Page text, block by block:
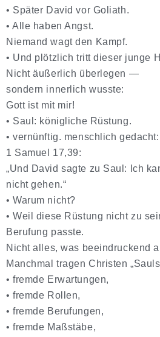
• Später David vor Goliath.
• Alle haben Angst.
Niemand wagt den Kampf.
• Und plötzlich tritt dieser junge
Nicht äußerlich überlegen —
sondern innerlich wusste:
Gott ist mit mir!
• Saul: königliche Rüstung.
• vernünftig. menschlich gedacht:
1 Samuel 17,39:
„Und David sagte zu Saul: Ich
nicht gehen.“
• Warum nicht?
• Weil diese Rüstung nicht zu
Berufung passte.
Nicht alles, was beeindruckend
Manchmal tragen Christen
• fremde Erwartungen,
• fremde Rollen,
• fremde Berufungen,
• fremde Maßstäbe,